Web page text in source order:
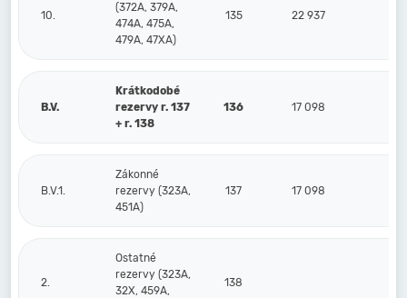
10.
(372A, 379A,
474A, 475A,
479A, 47XA)
135 22 937
B.V.
Krátkodobé
rezervy r. 137
+ r. 138
136 17 098
B.V.1.
Zákonné
rezervy (323A,
451A)
137 17 098
2.
Ostatné
rezervy (323A,
32X, 459A,
138